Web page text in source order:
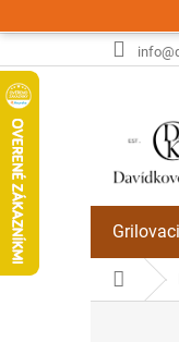
na